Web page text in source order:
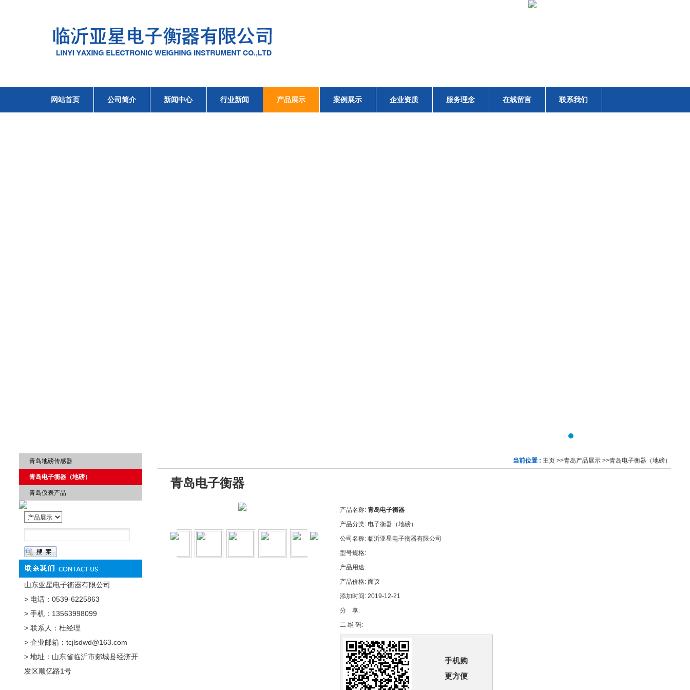
网站首页 公司简介 新闻中心 行业新闻 产品展示 案例展示 企业资质 服务理念 在线留言 联系我们
当前位置 : 主页 >>青岛产品展示 >>青岛电子衡器（地磅）
青岛电子衡器
产品名称: 青岛电子衡器
产品分类: 电子衡器（地磅）
公司名称: 临沂亚星电子衡器有限公司
型号规格:
产品用途:
产品价格: 面议
添加时间: 2019-12-21
分 享:
二 维 码:
手机购
更方便
青岛地磅传感器
青岛电子衡器（地磅）
青岛仪表产品
山东亚星电子衡器有限公司
> 电话：0539-6225863
> 手机：13563998099
> 联系人：杜经理
> 企业邮箱：tcjlsdwd@163.com
> 地址：山东省临沂市郯城县经济开
发区顺亿路1号